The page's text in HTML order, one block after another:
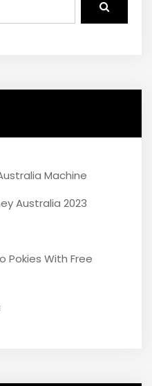
Machine
Australia 2023
Pokies With Free